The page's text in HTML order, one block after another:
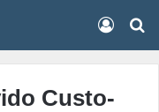
Custo-